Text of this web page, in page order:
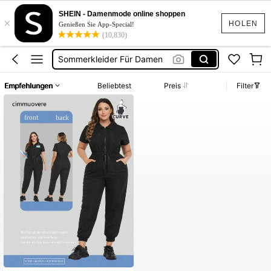
HOLEN
×
SHEIN - Damenmode online shoppen
Genießen Sie App-Special!
(10,830)
Bikini Set Damen
Overall Kurzarm
Squishies
Sommerkleider Für Damen
Bikini Set Damen
Overall Kurzarm
Empfehlungen Beliebtest Preis Filter